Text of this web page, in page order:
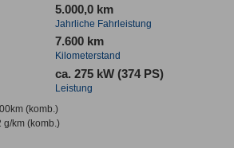
5.000,0 km
Jahrliche Fahrleistung
7.600 km
Kilometerstand
ca. 275 kW (374 PS)
Leistung
(komb.)
g/km(komb.)